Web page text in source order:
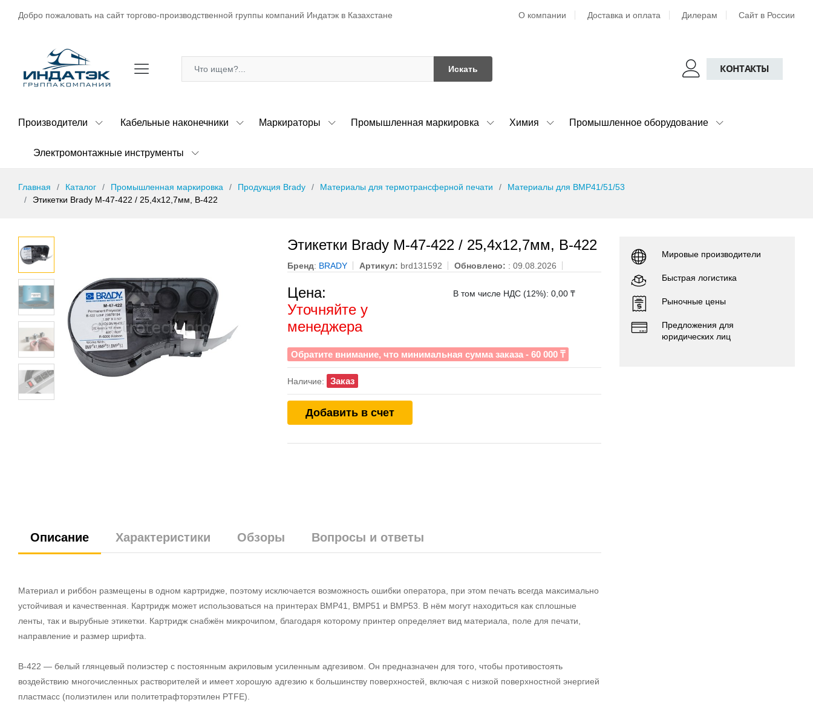
Добро пожаловать на сайт торгово-производственной группы компаний Индатэк в Казахстане О компании Доставка и оплата Дилерам Сайт в России
Искать КОНТАКТЫ
Производители Кабельные наконечники Маркираторы Промышленная маркировка Химия Промышленное оборудование
Электромонтажные инструменты
Главная Каталог Промышленная маркировка Продукция Brady Материалы для термотрансферной печати
Материалы для BMP41/51/53
Этикетки Brady M-47-422 / 25,4x12,7мм, B-422
Этикетки Brady M-47-422 / 25,4x12,7мм, B-422
Бренд: BRADY Артикул: brd131592 Обновлено: : 09.08.2026
Цена:
Уточняйте у
менеджера
В том числе НДС (12%): 0,00 ₸
Обратите внимание, что минимальная сумма заказа - 60 000 ₸
Наличие: Заказ
Добавить в счет
Описание Характеристики Обзоры Вопросы и ответы
Материал и риббон размещены в одном картридже, поэтому исключается возможность ошибки оператора, при этом печать всегда максимально
устойчивая и качественная. Картридж может использоваться на принтерах BMP41, BMP51 и BMP53. В нём могут находиться как сплошные
ленты, так и вырубные этикетки. Картридж снабжён микрочипом, благодаря которому принтер определяет вид материала, поле для печати,
направление и размер шрифта.
В-422 — белый глянцевый полиэстер с постоянным акриловым усиленным адгезивом. Он предназначен для того, чтобы противостоять
воздействию многочисленных растворителей и имеет хорошую адгезию к большинству поверхностей, включая с низкой поверхностной энергией
пластмасс (полиэтилен или политетрафторэтилен PTFE).
Мировые производители
Быстрая логистика
Рыночные цены
Предложения для
юридических лиц